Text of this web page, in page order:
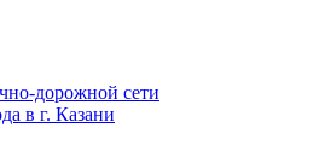
дорожной сети
в г. Казани